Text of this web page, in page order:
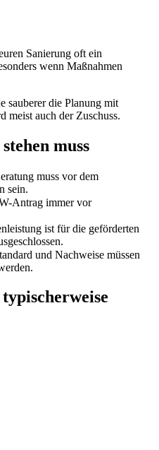
Sanierung oft ein
wenn Maßnahmen
sauberer die Planung mit
meist auch der Zuschuss.
muss
muss vor dem
sein.
Antrag immer vor
ist für die geförderten
und Nachweise müssen